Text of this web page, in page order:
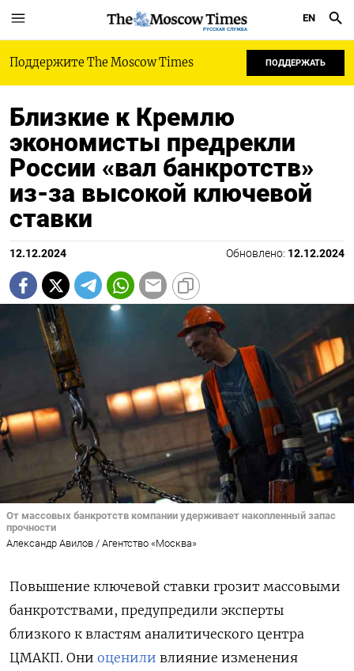
РУССКАЯ СЛУЖБА
EN
Поддержите The Moscow Times ПОДДЕРЖАТЬ
Близкие к Кремлю
экономисты предрекли
России «вал банкротств»
из-за высокой ключевой
ставки
12.12.2024 Обновлено: 12.12.2024
От массовых банкротств компании удерживает накопленный запас
прочности
Александр Авилов / Агентство «Москва»
Повышение ключевой ставки грозит массовыми
банкротствами, предупредили эксперты
близкого к властям аналитического центра
ЦМАКП. Они оценили влияние изменения